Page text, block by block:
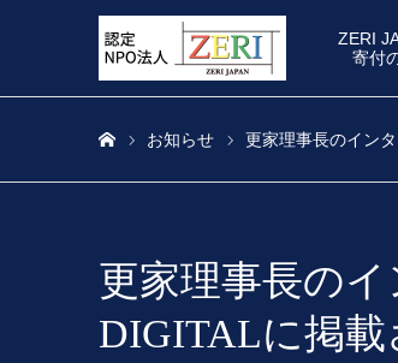
ZERI
寄付
お知らせ 更家理事長のイン
更家理事長の
DIGITALに掲載